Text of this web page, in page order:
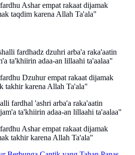
Ashar empat rakaat dijamak
taqdim karena Allah Ta'ala"
fardhadz dzuhri arba'a raka'aatin
ta'khiirin adaa-an lillaahi ta'aalaa"
Dzuhur empat rakaat dijamak
takhir karena Allah Ta'ala"
fardhal 'ashri arba'a raka'aatin
ta'khiirin adaa-an lillaahi ta'aalaa"
Ashar empat rakaat dijamak
takhir karena Allah Ta'ala"